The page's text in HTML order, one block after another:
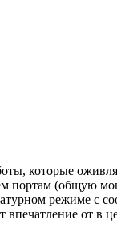
которые
портам (общую
режиме с
от в